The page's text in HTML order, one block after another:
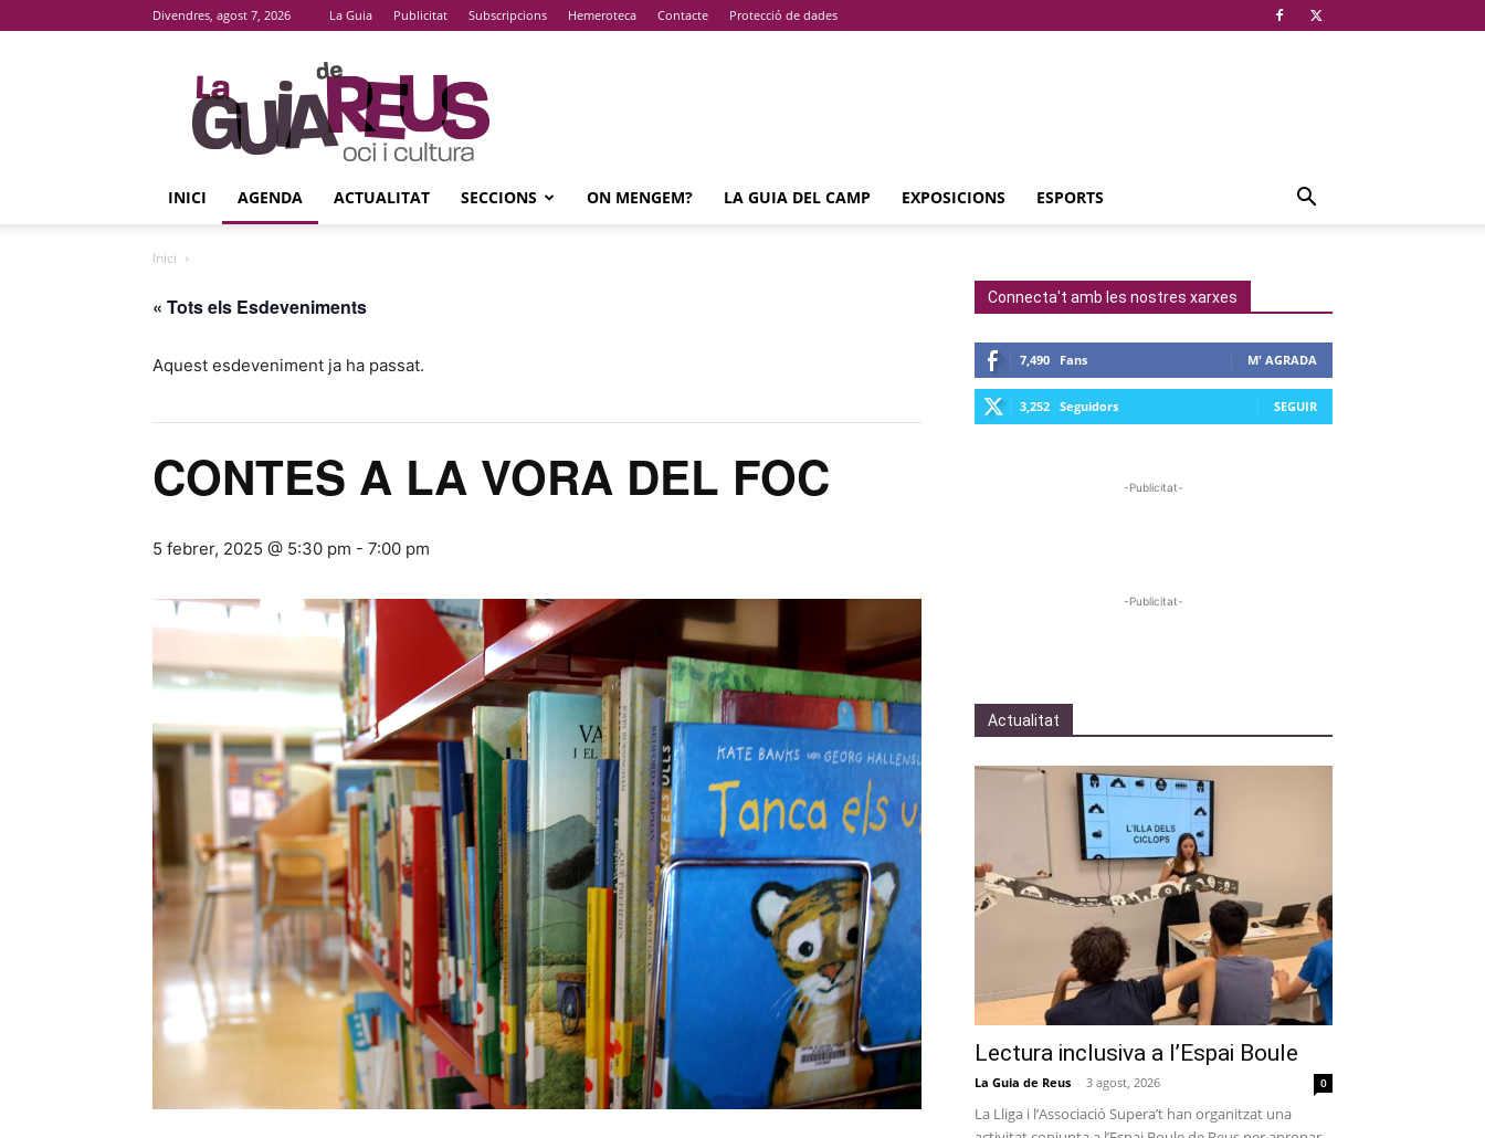
Divendres, agost 7, 2026 La Guia Publicitat Subscripcions Hemeroteca Contacte Protecció de dades
La
Guia
De
Reus
INICI AGENDA ACTUALITAT SECCIONS ON MENGEM? LA GUIA DEL CAMP EXPOSICIONS ESPORTS
Inici
« Tots els Esdeveniments
Aquest esdeveniment ja ha passat.
CONTES A LA VORA DEL FOC
5 febrer, 2025 @ 5:30 pm - 7:00 pm
Connecta't amb les nostres xarxes
7,490 Fans M' AGRADA
3,252 Seguidors SEGUIR
-Publicitat-
-Publicitat-
Actualitat
Lectura inclusiva a l’Espai Boule
La Guia de Reus - 3 agost, 2026 0
La Lliga i l’Associació Supera’t han organitzat una